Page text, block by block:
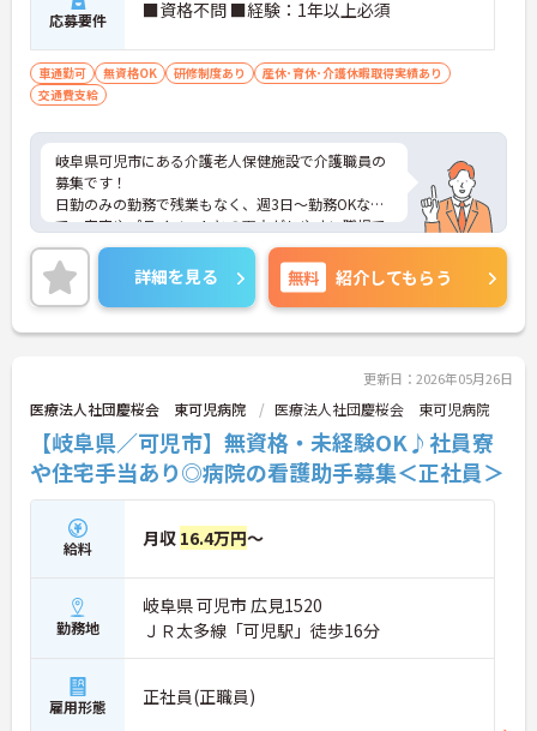
応募要件 ■資格不問 ■経験：1年以上必須
車通勤可 無資格OK 研修制度あり
産休･育休･介護休暇取得実績あり
交通費支給
岐阜県可児市にある介護老人保健施設で介護職員の
募集です！
日勤のみの勤務で残業もなく、週3日～勤務OKなの
で、家庭やプライベートとの両立がしやすい職場で
す◎
また、資格取得支援や研修費用の施設負担などもあ
るため、働きながらキャリアアップを目指せます！
ご興味ある方は面接ポイントをお伝えしますので、
お気軽にご連絡ください。
詳細を見る 無料 紹介してもらう
更新日：2026年05月26日
医療法人社団慶桜会 東可児病院 医療法人社団慶桜会 東可児病院
【岐阜県／可児市】無資格・未経験OK♪社員寮
や住宅手当あり◎病院の看護助手募集＜正社員＞
給料 月収 16.4万円～
勤務地
岐阜県 可児市 広見1520
ＪＲ太多線「可児駅」徒歩16分
雇用形態 正社員(正職員)